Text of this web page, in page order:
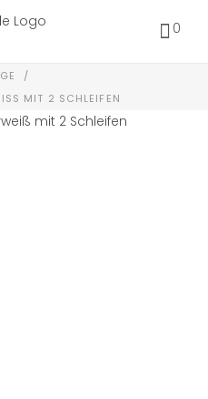
0
/
MIT 2 SCHLEIFEN